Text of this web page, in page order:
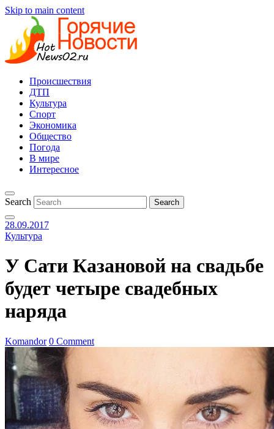
Skip to main content
Происшествия
ДТП
Культура
Спорт
Экономика
Общество
Погода
В мире
Интересное
Search
28.09.2017
Культура
У Сати Казановой на свадьбе
будет четыре свадебных
наряда
Komandor 0 Comment